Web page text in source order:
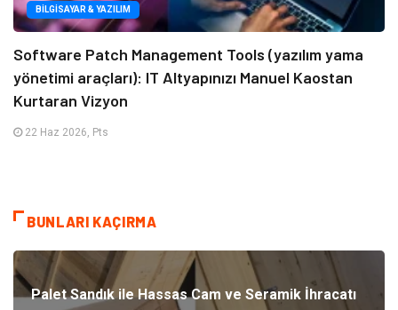
BILGISAYAR & YAZILIM
Software Patch Management Tools (yazılım yama
yönetimi araçları): IT Altyapınızı Manuel Kaostan
Kurtaran Vizyon
22 Haz 2026, Pts
BUNLARI KAÇIRMA
Palet Sandık ile Hassas Cam ve Seramik İhracatı